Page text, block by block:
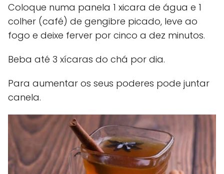
Coloque numa panela 1 xicara de água e 1
colher (café) de gengibre picado, leve ao
fogo e deixe ferver por cinco a dez minutos.
Beba até 3 xícaras do chá por dia.
Para aumentar os seus poderes pode juntar
canela.